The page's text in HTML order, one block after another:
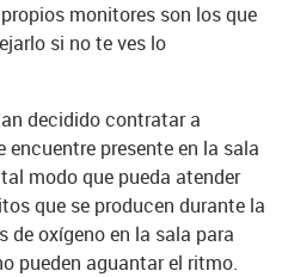
monitores son los que
si no te ves lo
decidido contratar a
encuentre presente en la sala
modo que pueda atender
que se producen durante la
de oxígeno en la sala para
pueden aguantar el ritmo.